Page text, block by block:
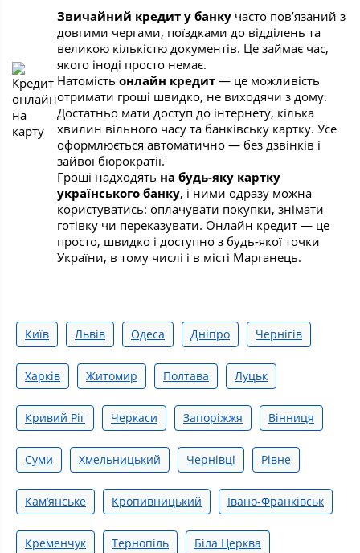
Звичайний кредит у банку часто пов’язаний з
довгими чергами, поїздками до відділень та
великою кількістю документів. Це займає час,
якого іноді просто немає.
Натомість онлайн кредит — це можливість
отримати гроші швидко, не виходячи з дому.
Достатньо мати доступ до інтернету, кілька
хвилин вільного часу та банківську картку. Усе
оформлюється автоматично — без дзвінків і
зайвої бюрократії.
Гроші надходять на будь-яку картку
українського банку, і ними одразу можна
користуватись: оплачувати покупки, знімати
готівку чи переказувати. Онлайн кредит — це
просто, швидко і доступно з будь-якої точки
України, в тому числі і в місті Марганець.
Київ Львів Одеса Дніпро Чернігів
Харків Житомир Полтава Луцьк
Кривий Ріг Черкаси Запоріжжя Вінниця
Суми Хмельницький Чернівці Рівне
Камʼянське Кропивницький Івано-Франківськ
Кременчук Тернопіль Біла Церква